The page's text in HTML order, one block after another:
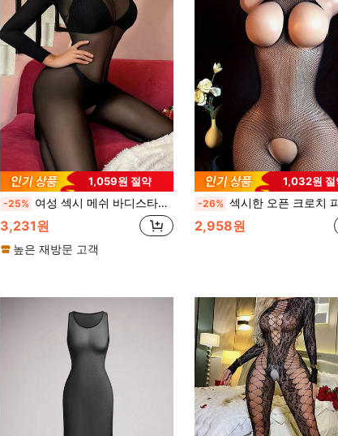
1,059원 절약
-25% 여성 섹시 메쉬 바디스타킹 민소매 레이스 점프수트 서스펜더 팬티스타킹
3,231원
높은 재방문 고객
1,032원 절
-26% 섹시한 오픈 크로치 피시넷 바디수트, XXS-M용 통합 스타킹이 있는 로우컷 캐미솔 란제리, 로맨틱한 나이트웨어 &
2,958원